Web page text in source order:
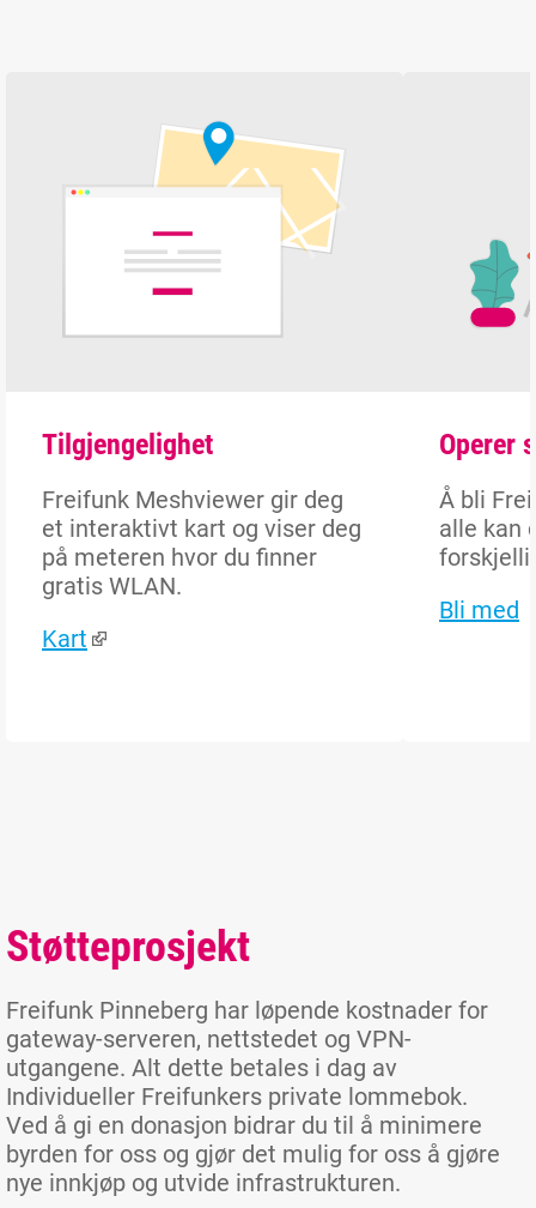
Tilgjengelighet
Freifunk Meshviewer gir deg
et interaktivt kart og viser deg
på meteren hvor du finner
gratis WLAN.
Kart
Operer
Å bli
alle kan
Bli med
Støtteprosjekt
Freifunk Pinneberg har løpende kostnader for
gateway-serveren, nettstedet og VPN-
utgangene. Alt dette betales i dag av
Individueller Freifunkers private lommebok.
Ved å gi en donasjon bidrar du til å minimere
byrden for oss og gjør det mulig for oss å gjøre
nye innkjøp og utvide infrastrukturen.